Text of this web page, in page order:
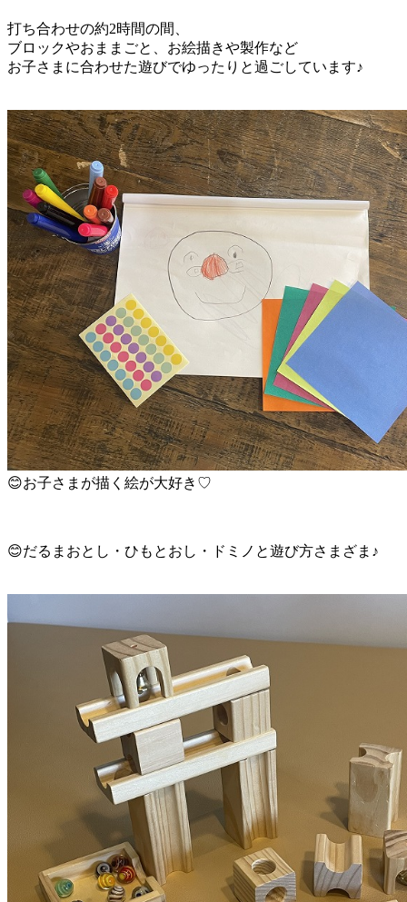
打ち合わせの約2時間の間、
ブロックやおままごと、お絵描きや製作など
お子さまに合わせた遊びでゆったりと過ごしています♪
😊お子さまが描く絵が大好き♡
😊だるまおとし・ひもとおし・ドミノと遊び方さまざま♪